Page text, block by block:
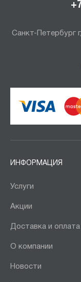
Санкт-Петербург
ИНФОРМАЦИЯ
Услуги
Акции
Доставка и оплата
О компании
Новости